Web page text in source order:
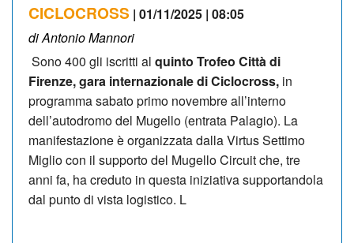
CICLOCROSS | 01/11/2025 | 08:05
di Antonio Mannori
Sono 400 gli iscritti al quinto Trofeo Città di
Firenze, gara internazionale di Ciclocross, in
programma sabato primo novembre all’interno
dell’autodromo del Mugello (entrata Palagio). La
manifestazione è organizzata dalla Virtus Settimo
Miglio con il supporto del Mugello Circuit che, tre
anni fa, ha creduto in questa iniziativa supportandola
dal punto di vista logistico. L